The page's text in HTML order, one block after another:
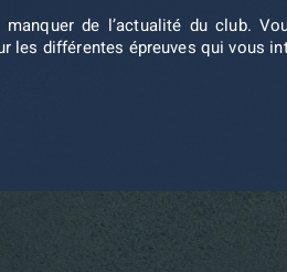
de l’actualité du club.
les différentes épreuves qui vous